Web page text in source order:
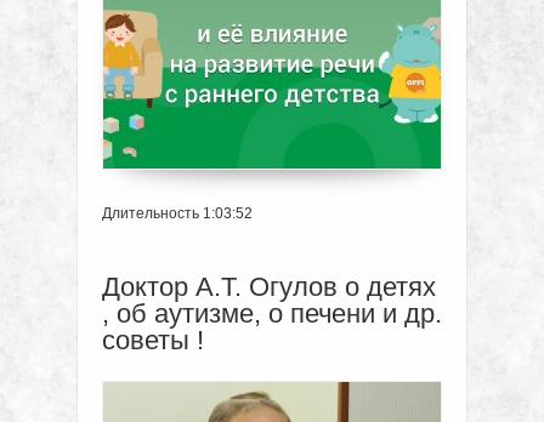
Длительность 1:03:52
Доктор А.Т. Огулов о детях
, об аутизме, о печени и др.
советы !